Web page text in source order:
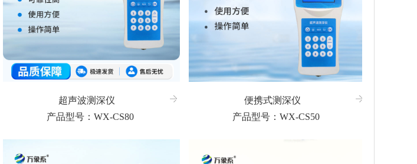
超声波测深仪
产品型号：WX-CS80
便携式测深仪
产品型号：WX-CS50